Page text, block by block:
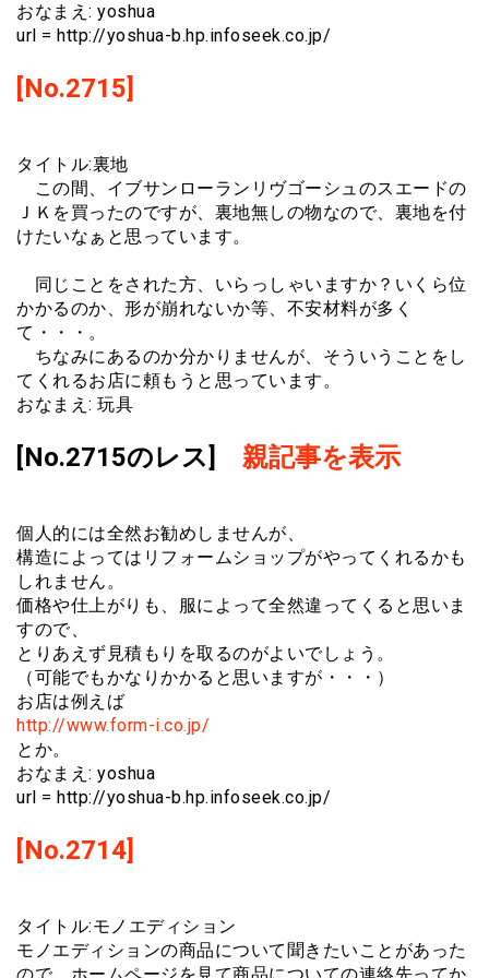
おなまえ: yoshua
url = http://yoshua-b.hp.infoseek.co.jp/
[No.2715]
タイトル:裏地
この間、イブサンローランリヴゴーシュのスエードの
ＪＫを買ったのですが、裏地無しの物なので、裏地を付
けたいなぁと思っています。
同じことをされた方、いらっしゃいますか？いくら位
かかるのか、形が崩れないか等、不安材料が多く
て・・・。
ちなみにあるのか分かりませんが、そういうことをし
てくれるお店に頼もうと思っています。
おなまえ: 玩具
[No.2715のレス] 親記事を表示
個人的には全然お勧めしませんが、
構造によってはリフォームショップがやってくれるかも
しれません。
価格や仕上がりも、服によって全然違ってくると思いま
すので、
とりあえず見積もりを取るのがよいでしょう。
（可能でもかなりかかると思いますが・・・）
お店は例えば
http://www.form-i.co.jp/
とか。
おなまえ: yoshua
url = http://yoshua-b.hp.infoseek.co.jp/
[No.2714]
タイトル:モノエディション
モノエディションの商品について聞きたいことがあった
ので、ホームページを見て商品についての連絡先ってか